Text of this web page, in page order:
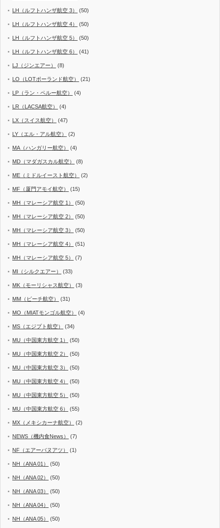
LH（ルフトハンザ航空 3） (50)
LH（ルフトハンザ航空 4） (50)
LH（ルフトハンザ航空 5） (50)
LH（ルフトハンザ航空 6） (41)
LJ（ジンエアー） (8)
LO（LOTポーランド航空） (21)
LP（ラン・ペルー航空） (4)
LR（LACSA航空） (4)
LX（スイス航空） (47)
LY（エル・アル航空） (2)
MA（ハンガリー航空） (4)
MD（マダガスカル航空） (8)
ME（ミドルイースト航空） (2)
MF（厦門アモイ航空） (15)
MH（マレーシア航空 1） (50)
MH（マレーシア航空 2） (50)
MH（マレーシア航空 3） (50)
MH（マレーシア航空 4） (51)
MH（マレーシア航空 5） (7)
MI（シルクエアー） (33)
MK（モーリシャス航空） (3)
MM（ピーチ航空） (31)
MO（MIATモンゴル航空） (4)
MS（エジプト航空） (34)
MU（中国東方航空 1） (50)
MU（中国東方航空 2） (50)
MU（中国東方航空 3） (50)
MU（中国東方航空 4） (50)
MU（中国東方航空 5） (50)
MU（中国東方航空 6） (55)
MX（メキシカーナ航空） (2)
NEWS（機内食News） (7)
NF（エアーバヌアツ） (1)
NH（ANA 01） (50)
NH（ANA 02） (50)
NH（ANA 03） (50)
NH（ANA 04） (50)
NH（ANA 05） (50)